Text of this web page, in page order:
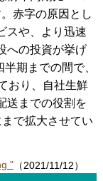
赤字の原因とし
スや、より迅速
への投資が挙げ
期までの間で、
おり、自社生鮮
送までの役割を
で拡大させてい
"（2021/11/12）